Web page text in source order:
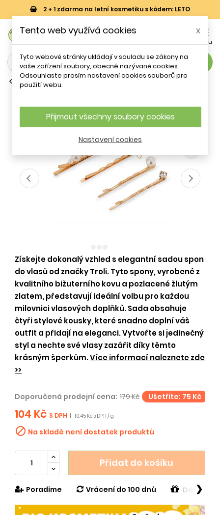
2 + 1 zdarma na letní kosmetiku s kódem: LETO

Menu
search
Spony do vlasů
vlasů Troli
- 42 %
Získejte dokonalý vzhled s elegantní sadou spon
do vlasů od značky Troli. Tyto spony, vyrobené z
kvalitního bižuterního kovu a pozlacené žlutým
zlatem, představují ideální volbu pro každou
milovnici vlasových doplňků. Sada obsahuje
čtyři stylové kousky, které snadno doplní váš
outfit a přidají na eleganci. Vytvořte si jedinečný
styl a nechte své vlasy zazářit díky těmto
krásným šperkům.Více informací naleznete zde
>>
Doporučená prodejní cena: 179 Kč Ušetříte: 75 Kč
104 Kč S DPH 10.45 Kč s DPH / g
 Na skladě není dostatek produktů
Přidat do košíku
Poradíme Vrácení do 100 dnů Dárek v
❯
Tento web využívá cookies x
Tyto webové stránky ukládají v souladu se zákony na
vaše zařízení soubory, obecně nazývané cookies.
Odsouhlaste prosím nastavení cookies souborů pro
použití webu.
Přijmout všechny soubory cookies
Nastavení cookies